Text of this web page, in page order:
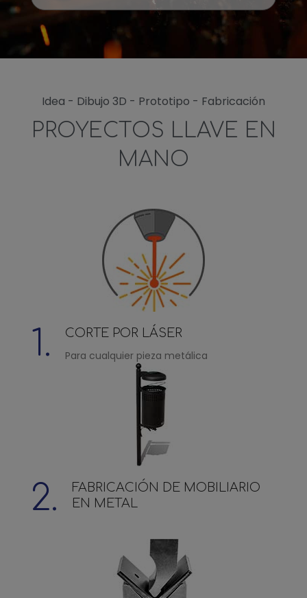
Idea - Dibujo 3D - Prototipo - Fabricación
PROYECTOS LLAVE EN
MANO
1.
CORTE POR LÁSER
Para cualquier pieza metálica
2.
FABRICACIÓN DE MOBILIARIO
EN METAL